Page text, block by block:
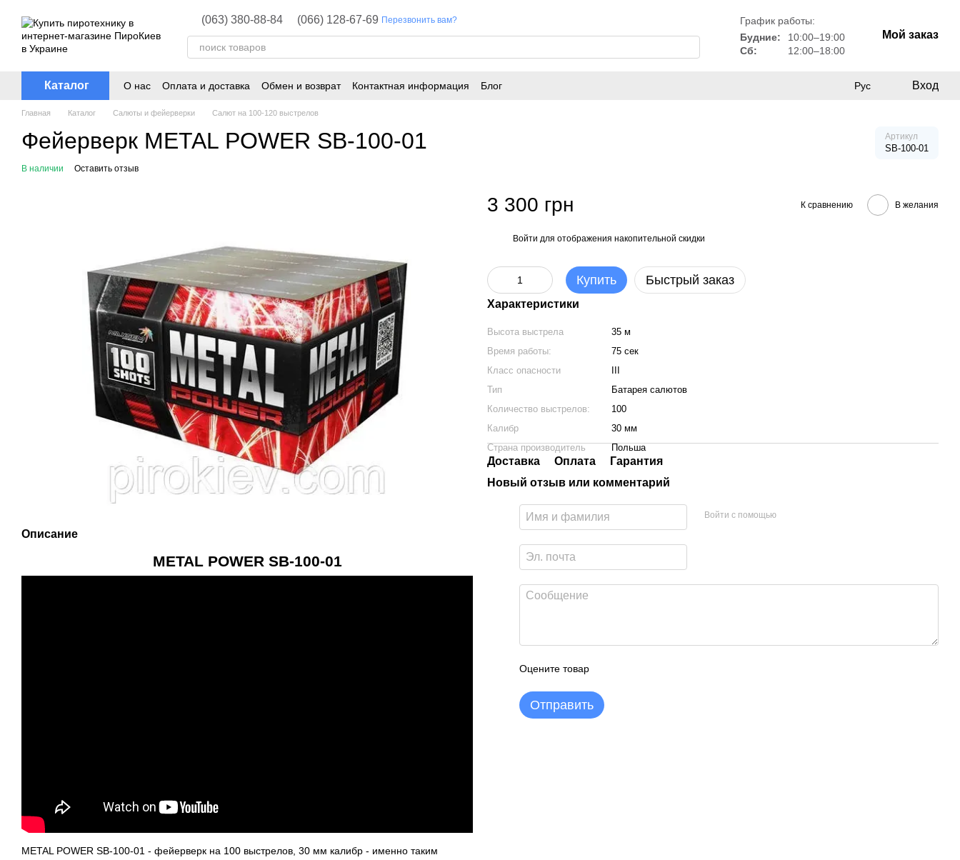
(063) 380-88-84 (066) 128-67-69 Перезвонить вам?
График работы:
Будние:
10:00–19:00
Сб:
12:00–18:00
Мой заказ
Каталог О нас Оплата и доставка Обмен и возврат Контактная информация Блог Рус Вход
Главная Каталог Салюты и фейерверки Салют на 100-120 выстрелов
Фейерверк METAL POWER SB-100-01 Артикул
SB-100-01
В наличии Оставить отзыв
Описание
METAL POWER SB-100-01
METAL POWER SB-100-01 - фейерверк на 100 выстрелов, 30 мм калибр - именно таким
3 300 грн К сравнению В желания
Войти для отображения накопительной скидки
Купить Быстрый заказ
Характеристики
Высота выстрела
35 м
Время работы:
75 сек
Класс опасности
Тип
Батарея салютов
Количество выстрелов:
100
Калибр
30 мм
Страна производитель
Польша
Доставка Оплата
Гарантия
Новый отзыв или комментарий
Войти с помощью
Оцените товар
Отправить